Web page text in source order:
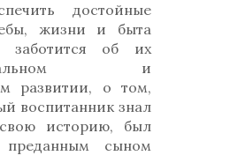
достойные
жизни и быта
заботится об их
и
развитии, о том,
воспитанник знал
историю, был
сыном